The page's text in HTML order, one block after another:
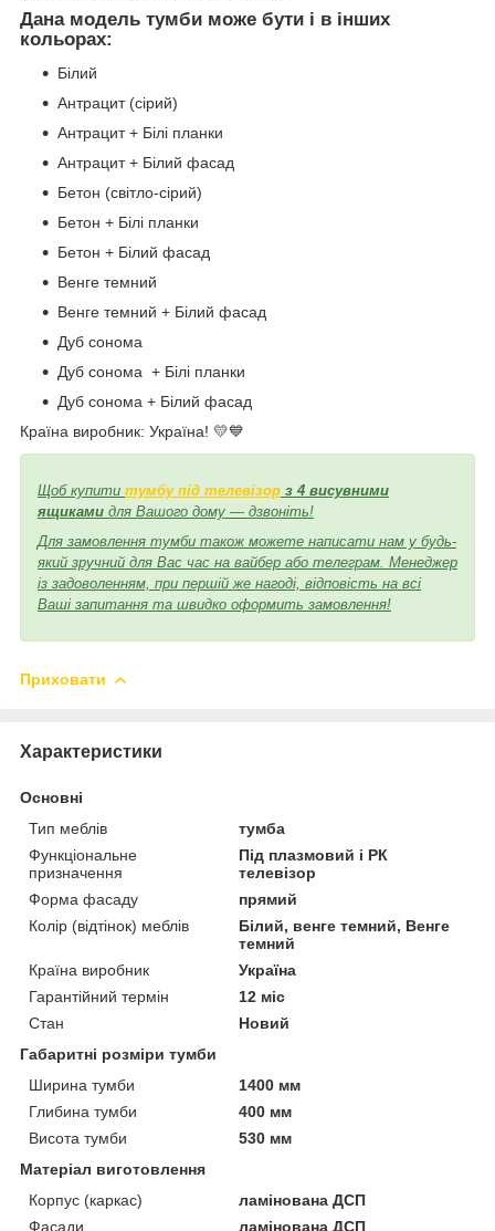
Дана модель тумби може бути і в інших
кольорах:
Білий
Антрацит (сірий)
Антрацит + Білі планки
Антрацит + Білий фасад
Бетон (світло-сірий)
Бетон + Білі планки
Бетон + Білий фасад
Венге темний
Венге темний + Білий фасад
Дуб сонома
Дуб сонома + Білі планки
Дуб сонома + Білий фасад
Країна виробник: Україна! 💛💙
Щоб купити тумбу під телевізор з 4 висувними
ящиками для Вашого дому — дзвоніть!
Для замовлення тумби також можете написати нам у будь-
який зручний для Вас час на вайбер або телеграм. Менеджер
із задоволенням, при першій же нагоді, відповість на всі
Ваші запитання та швидко оформить замовлення!
Приховати
Характеристики
Основні
Тип меблів
тумба
Функціональне
призначення
Під плазмовий і РК
телевізор
Форма фасаду
прямий
Колір (відтінок) меблів
Білий, венге темний, Венге
темний
Країна виробник
Україна
Гарантійний термін
12 міс
Стан
Новий
Габаритні розміри тумби
Ширина тумби
1400 мм
Глибина тумби
400 мм
Висота тумби
530 мм
Матеріал виготовлення
Корпус (каркас)
ламінована ДСП
Фасади
ламінована ДСП